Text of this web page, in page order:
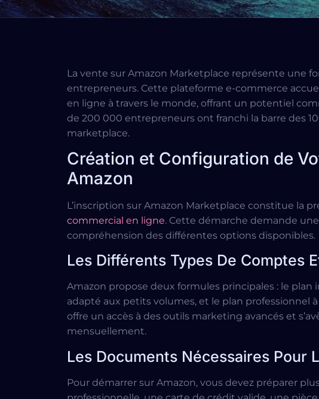
La vente sur Amazon Marketplace représente une
entrepreneurs. Cette plateforme e-commerce
en ligne à travers le monde, offrant un potentiel
de 200 000 entrepreneurs ont franchi la barre des
marketplace.
Création et Configuration de
Amazon
L’inscription sur Amazon Marketplace constitue la
commercial en ligne. Cette démarche demande
compréhension des différentes options disponibles.
Les Différents Types De Comptes
Amazon propose deux formules principales : le
adapté aux petits volumes, et le plan professionnel
offre un accès à des outils marketing avancés et
mensuellement.
Les Documents Nécessaires Pour
Pour démarrer sur Amazon, vous devez préparer